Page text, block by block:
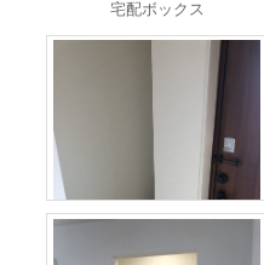
宅配ボックス